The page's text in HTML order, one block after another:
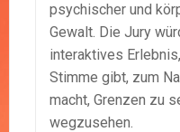
psychischer und
Gewalt. Die Jury
interaktives
Stimme gibt, zum
macht, Grenzen zu
wegzusehen.